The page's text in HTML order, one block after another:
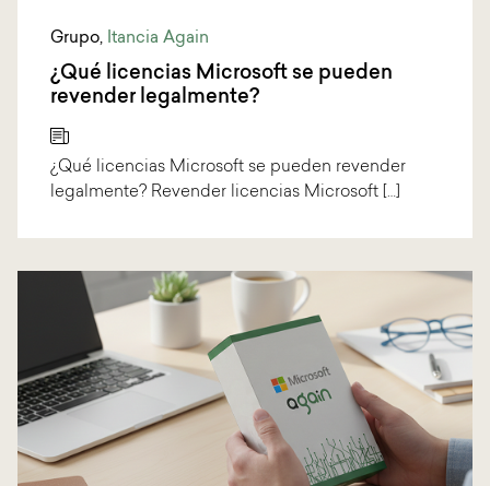
Grupo, Itancia Again
¿Qué licencias Microsoft se pueden
revender legalmente?
¿Qué licencias Microsoft se pueden revender
legalmente? Revender licencias Microsoft […]